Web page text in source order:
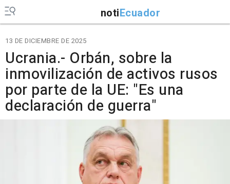
notiEcuador
13 DE DICIEMBRE DE 2025
Ucrania.- Orbán, sobre la
inmovilización de activos rusos
por parte de la UE: "Es una
declaración de guerra"